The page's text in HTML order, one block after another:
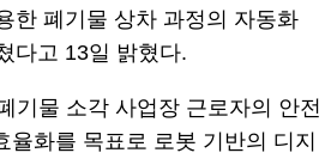
한 폐기물 상차 과정의 자동화
다고 13일 밝혔다.
기물 소각 사업장 근로자의 안전
율화를 목표로 로봇 기반의 디지